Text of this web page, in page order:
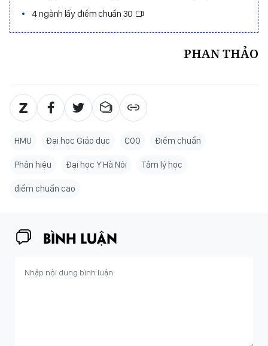
4 ngành lấy điểm chuẩn 30
PHAN THẢO
HMU Đại học Giáo dục C00 Điểm chuẩn
Phân hiệu Đại học Y Hà Nội Tâm lý học
điểm chuẩn cao
BÌNH LUẬN